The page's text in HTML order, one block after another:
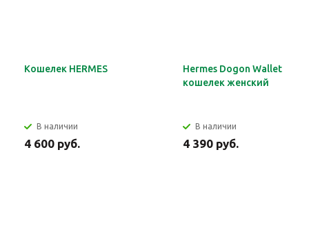
Кошелек HERMES
В наличии
4 600 руб.
Hermes Dogon Wallet
кошелек женский
В наличии
4 390 руб.